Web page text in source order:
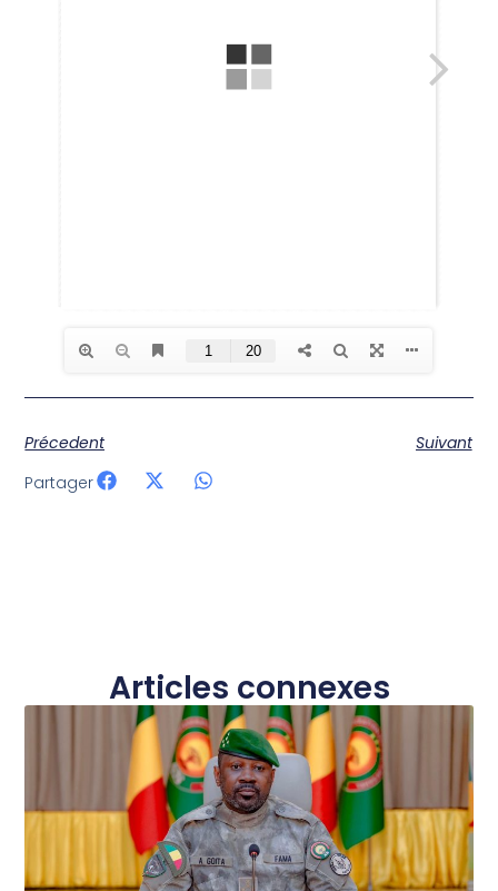
Précedent
Suivant
Partager
Articles connexes